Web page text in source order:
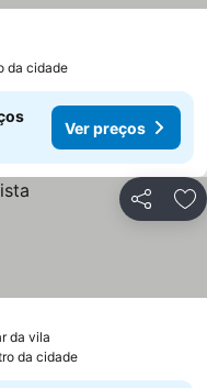
da cidade
Ver preços
Partilhar
da vila
da cidade